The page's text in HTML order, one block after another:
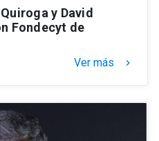
y David
Fondecyt de
Ver más keyboard_arrow_right